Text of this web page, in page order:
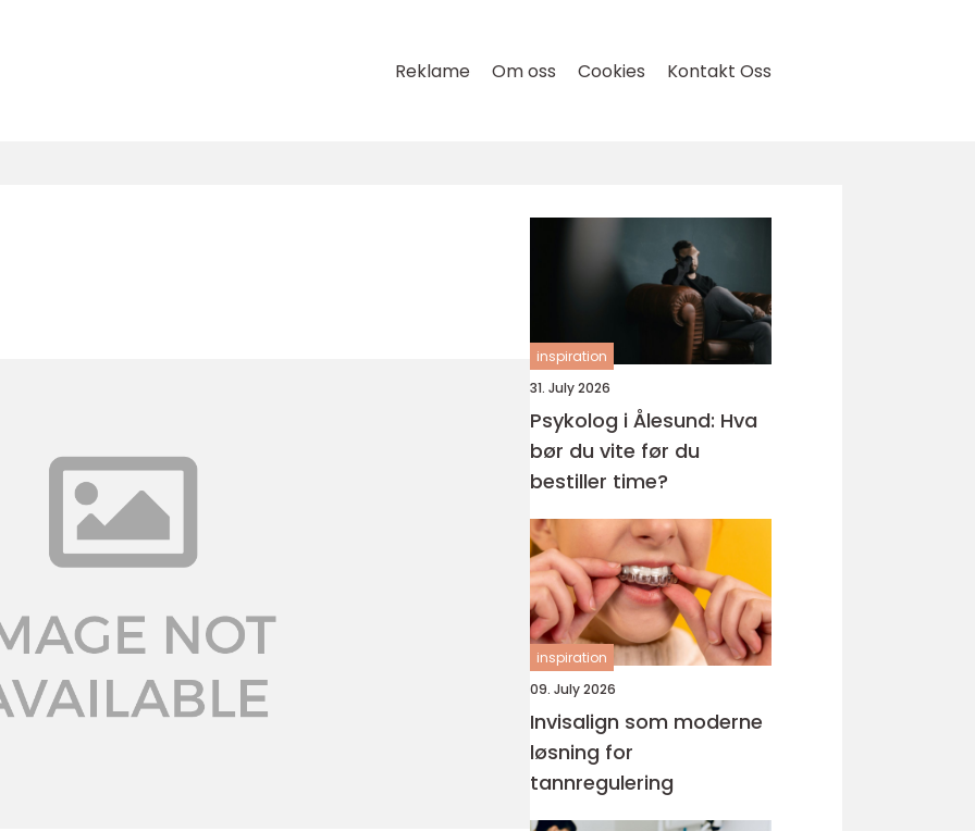
Reklame Om oss Cookies Kontakt Oss
inspiration
31. July 2026
Psykolog i Ålesund: Hva
bør du vite før du
bestiller time?
inspiration
09. July 2026
Invisalign som moderne
løsning for
tannregulering